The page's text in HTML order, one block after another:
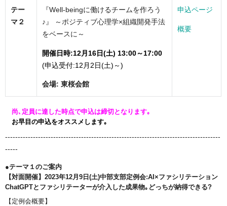
テー
マ２
『Well-beingに働けるチームを作ろう
♪』 ～ポジティブ心理学×組織開発手法
をベースに～
開催日時:12月16日(土) 13:00～17:00
(申込受付:12月2日(土)～)
会場: 東桜会館
申込ページ
概要
尚､定員に達した時点で申込は締切となります｡
お早目の申込をオススメします｡
-------------------------------------------------------------------------------------
-----
●テーマ１のご案内
【対面開催】2023年12月9日(土)中部支部定例会:AI×ファシリテーション
ChatGPTとファシリテーターが介入した成果物｡どっちが納得できる?
【定例会概要】